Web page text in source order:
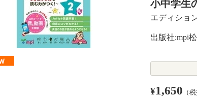
小中学生
エディショ
出版社:mpi
¥1,650 （